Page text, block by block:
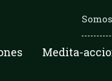
Medita-